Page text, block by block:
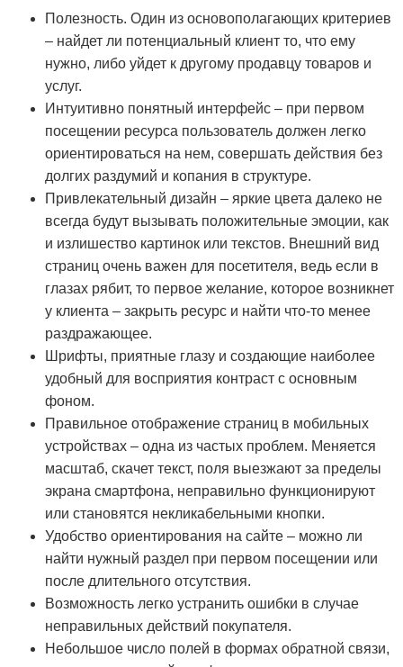
Полезность. Один из основополагающих критериев
– найдет ли потенциальный клиент то, что ему
нужно, либо уйдет к другому продавцу товаров и
услуг.
Интуитивно понятный интерфейс – при первом
посещении ресурса пользователь должен легко
ориентироваться на нем, совершать действия без
долгих раздумий и копания в структуре.
Привлекательный дизайн – яркие цвета далеко не
всегда будут вызывать положительные эмоции, как
и излишество картинок или текстов. Внешний вид
страниц очень важен для посетителя, ведь если в
глазах рябит, то первое желание, которое возникнет
у клиента – закрыть ресурс и найти что-то менее
раздражающее.
Шрифты, приятные глазу и создающие наиболее
удобный для восприятия контраст с основным
фоном.
Правильное отображение страниц в мобильных
устройствах – одна из частых проблем. Меняется
масштаб, скачет текст, поля выезжают за пределы
экрана смартфона, неправильно функционируют
или становятся некликабельными кнопки.
Удобство ориентирования на сайте – можно ли
найти нужный раздел при первом посещении или
после длительного отсутствия.
Возможность легко устранить ошибки в случае
неправильных действий покупателя.
Небольшое число полей в формах обратной связи,